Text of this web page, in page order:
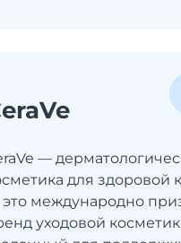
—
для здоровой
международно
уходовой